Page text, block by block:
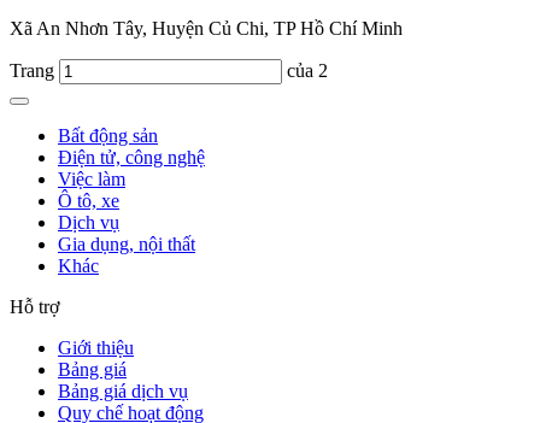
Xã An Nhơn Tây, Huyện Củ Chi, TP Hồ Chí Minh
Trang của 2
Bất động sản
Điện tử, công nghệ
Việc làm
Ô tô, xe
Dịch vụ
Gia dụng, nội thất
Khác
Hỗ trợ
Giới thiệu
Bảng giá
Bảng giá dịch vụ
Quy chế hoạt động